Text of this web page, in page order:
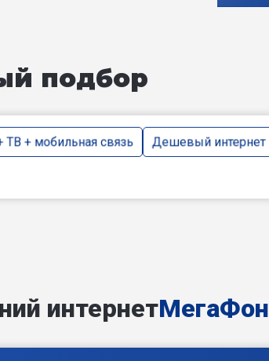
подбор
ТВ + мобильная связь Дешевый интернет
интернетМегаФон